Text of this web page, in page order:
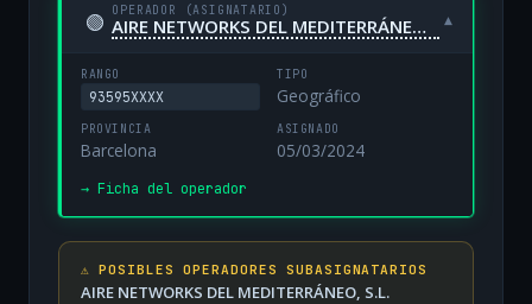
🟢 OPERADOR (ASIGNATARIO)
AIRE NETWORKS DEL MEDITERRÁNEO, S.L. UNIPERSONAL ▾
RANGO
93595XXXX
TIPO
Geográfico
PROVINCIA
Barcelona
ASIGNADO
05/03/2024
→ Ficha del operador
⚠️ POSIBLES OPERADORES SUBASIGNATARIOS
AIRE NETWORKS DEL MEDITERRÁNEO, S.L.